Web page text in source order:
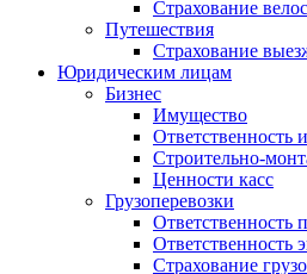
Страхование
Путешествия
Страхование
Юридическим лицам
Бизнес
Имущество
Ответственность
Строительно-
Ценности касс
Грузоперевозки
Ответственность
Ответственность
Страхование